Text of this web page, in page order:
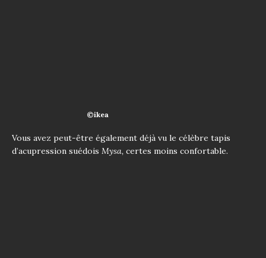
©ikea
Vous avez peut-être également déjà vu le célèbre tapis
d’acupression suédois Mysa, certes moins confortable.